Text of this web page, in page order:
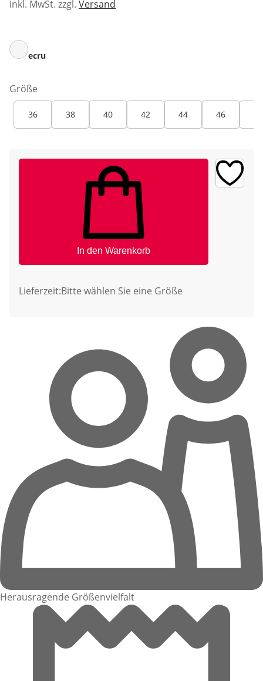
inkl. MwSt. zzgl. Versand
ecru
Größe
36 38 40 42 44 46
In den Warenkorb
Lieferzeit:Bitte wählen Sie eine Größe
Herausragende Größenvielfalt